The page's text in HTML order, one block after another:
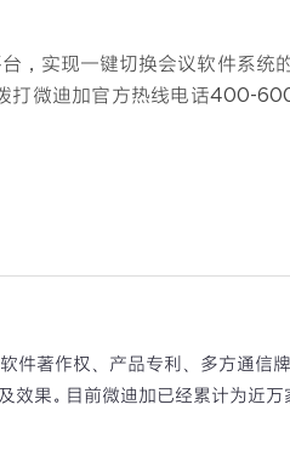
，实现一键切换会议软件系统
打微迪加官方热线电话400-
件著作权、产品专利、多方通信
效果。目前微迪加已经累计为近